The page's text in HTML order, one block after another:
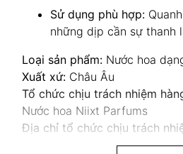
Sử dụng phù hợp:
những dịp cần sự thanh
Loại sản phẩm: Nước hoa
Xuất xứ: Châu Âu
Tổ chức chịu trách nhiệm
Nước hoa Niixt Parfums
Địa chỉ tổ chức chịu trách
Cách Mạng Tháng 8, phường